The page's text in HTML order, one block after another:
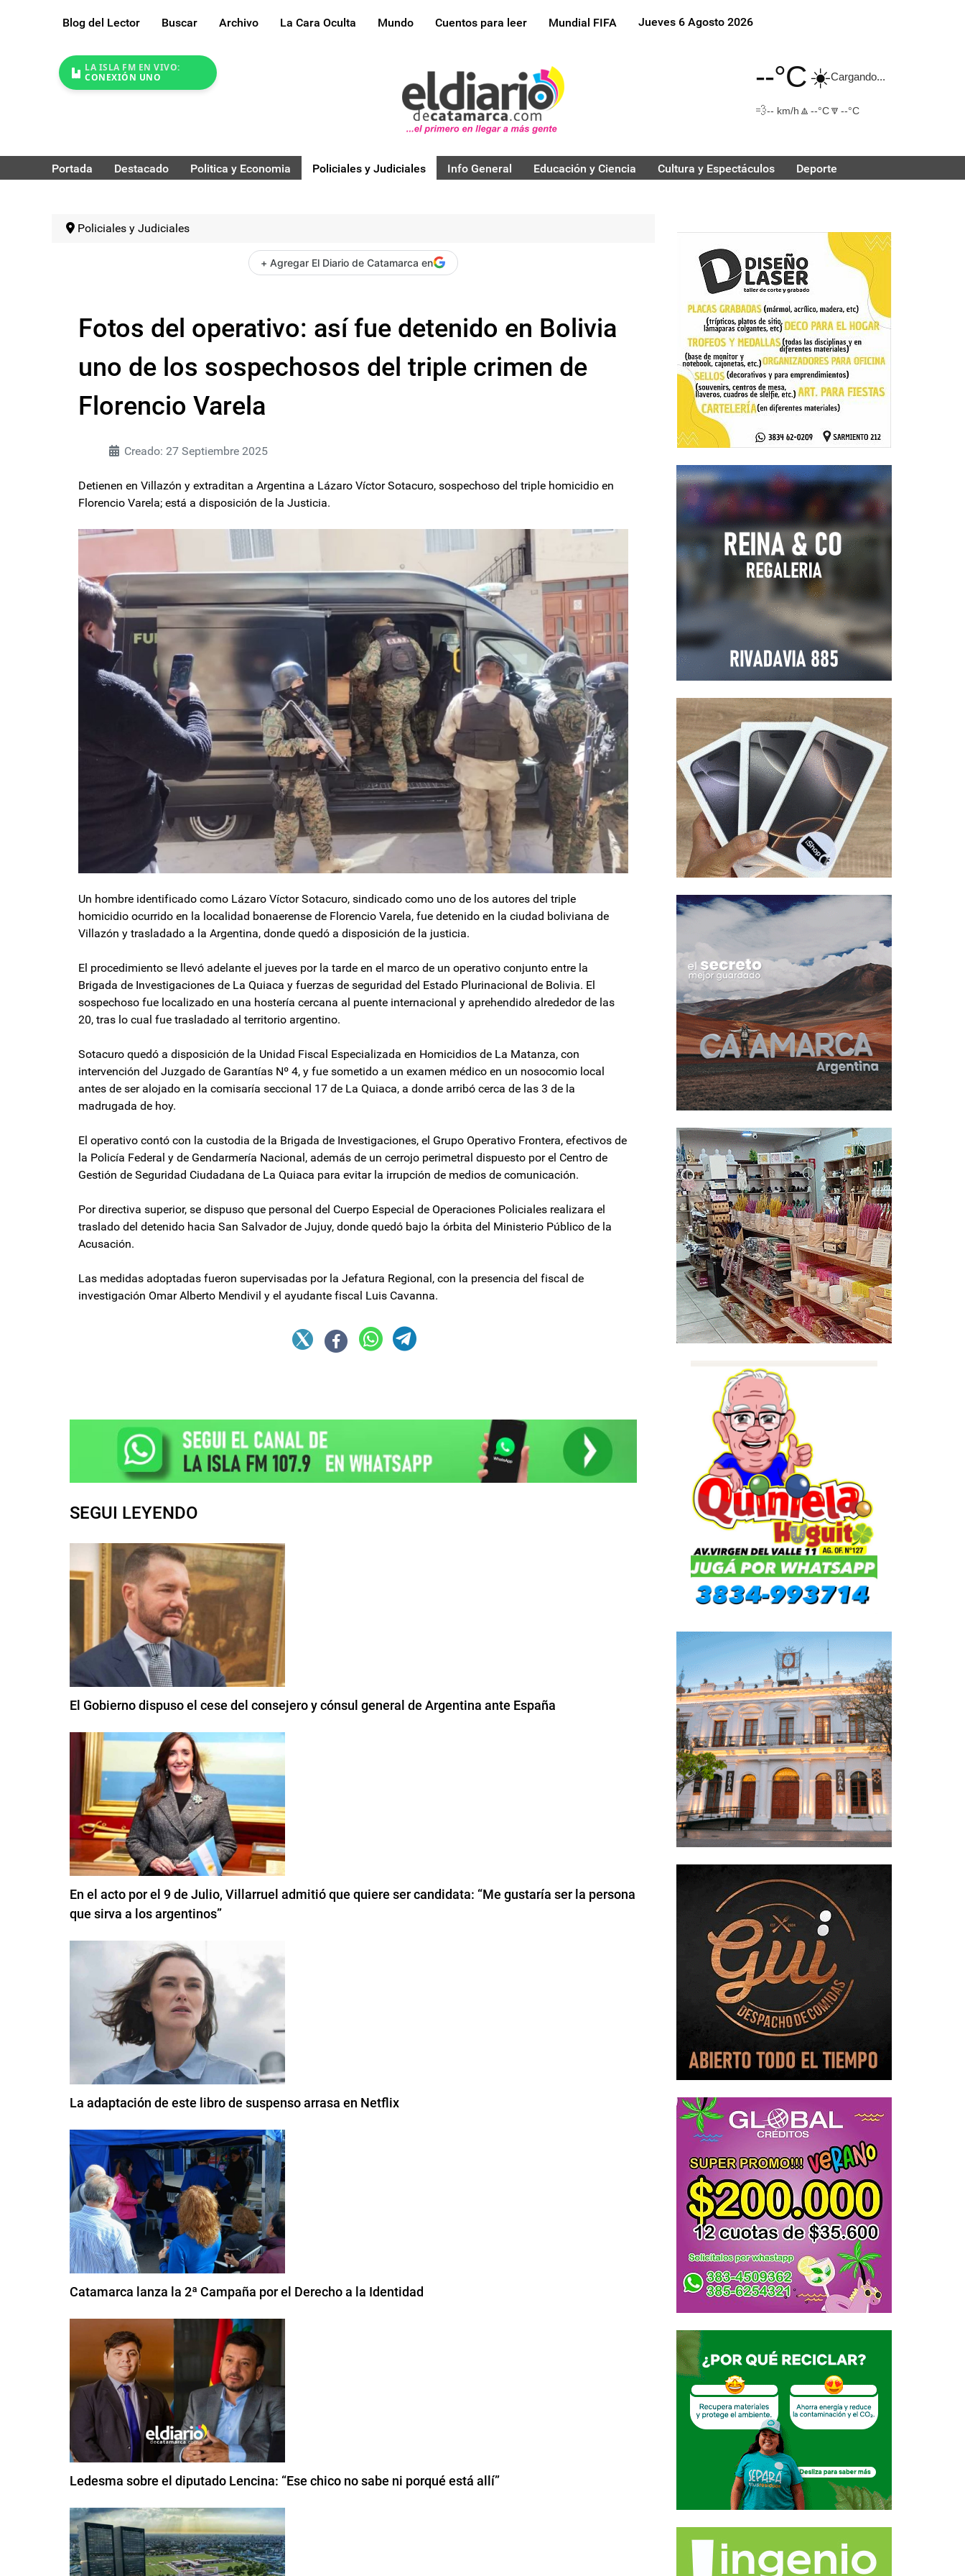
Blog del Lector Buscar Archivo La Cara Oculta Mundo Cuentos para leer Mundial FIFA Jueves 6 Agosto 2026
LA ISLA FM EN VIVO:
CONEXIÓN UNO
--°C☀️Cargando...
💨-- km/h 🔼 --°C🔽 --°C
Portada Destacado Politica y Economia Policiales y Judiciales Info General Educación y Ciencia Cultura y Espectáculos Deporte
Policiales y Judiciales
+ Agregar El Diario de Catamarca en
Fotos del operativo: así fue detenido en Bolivia
uno de los sospechosos del triple crimen de
Florencio Varela
Creado: 27 Septiembre 2025
Detienen en Villazón y extraditan a Argentina a Lázaro Víctor Sotacuro, sospechoso del triple homicidio en
Florencio Varela; está a disposición de la Justicia.
Un hombre identificado como Lázaro Víctor Sotacuro, sindicado como uno de los autores del triple
homicidio ocurrido en la localidad bonaerense de Florencio Varela, fue detenido en la ciudad boliviana de
Villazón y trasladado a la Argentina, donde quedó a disposición de la justicia.
El procedimiento se llevó adelante el jueves por la tarde en el marco de un operativo conjunto entre la
Brigada de Investigaciones de La Quiaca y fuerzas de seguridad del Estado Plurinacional de Bolivia. El
sospechoso fue localizado en una hostería cercana al puente internacional y aprehendido alrededor de las
20, tras lo cual fue trasladado al territorio argentino.
Sotacuro quedó a disposición de la Unidad Fiscal Especializada en Homicidios de La Matanza, con
intervención del Juzgado de Garantías Nº 4, y fue sometido a un examen médico en un nosocomio local
antes de ser alojado en la comisaría seccional 17 de La Quiaca, a donde arribó cerca de las 3 de la
madrugada de hoy.
El operativo contó con la custodia de la Brigada de Investigaciones, el Grupo Operativo Frontera, efectivos de
la Policía Federal y de Gendarmería Nacional, además de un cerrojo perimetral dispuesto por el Centro de
Gestión de Seguridad Ciudadana de La Quiaca para evitar la irrupción de medios de comunicación.
Por directiva superior, se dispuso que personal del Cuerpo Especial de Operaciones Policiales realizara el
traslado del detenido hacia San Salvador de Jujuy, donde quedó bajo la órbita del Ministerio Público de la
Acusación.
Las medidas adoptadas fueron supervisadas por la Jefatura Regional, con la presencia del fiscal de
investigación Omar Alberto Mendivil y el ayudante fiscal Luis Cavanna.
SEGUI LEYENDO
El Gobierno dispuso el cese del consejero y cónsul general de Argentina ante España
En el acto por el 9 de Julio, Villarruel admitió que quiere ser candidata: “Me gustaría ser la persona
que sirva a los argentinos”
La adaptación de este libro de suspenso arrasa en Netflix
Catamarca lanza la 2ª Campaña por el Derecho a la Identidad
Ledesma sobre el diputado Lencina: “Ese chico no sabe ni porqué está allí”